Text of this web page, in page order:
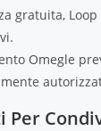
gratuita,
Omegle
Per